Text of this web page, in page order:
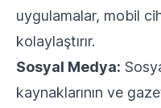
uygulamalar, mobil
kolaylaştırır.
Sosyal Medya:
kaynaklarının ve